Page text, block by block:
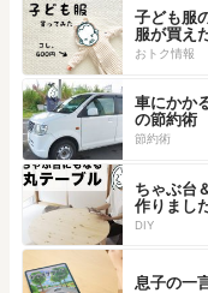
子ども服
服が買え
おトク情報
車にかか
の節約術
節約術
ちゃぶ台
作りまし
DIY
息子の一